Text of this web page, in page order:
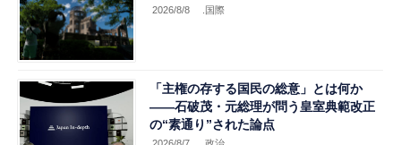
2026/8/8 .国際
「主権の存する国民の総意」とは何か
――石破茂・元総理が問う皇室典範改正
の“素通り”された論点